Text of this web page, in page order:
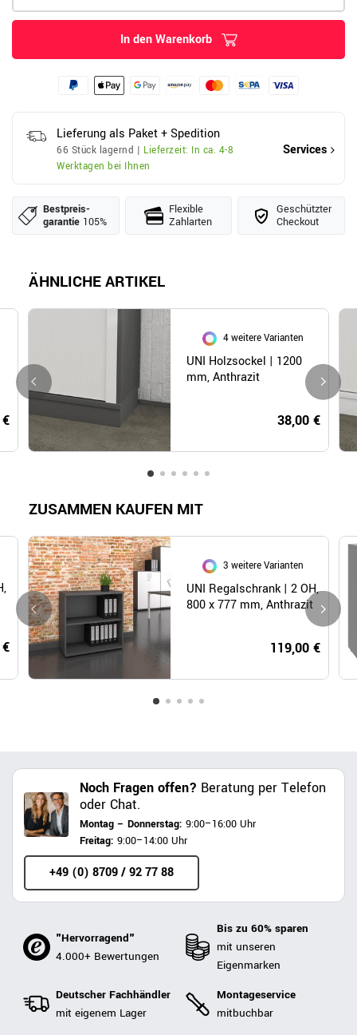
In den Warenkorb
Lieferung als Paket + Spedition
66 Stück lagernd | Lieferzeit: In ca. 4-8
Werktagen bei Ihnen
Services
Bestpreis­
garantie 105%
Flexible
Zahlarten
Geschützter
Checkout
ÄHNLICHE ARTIKEL
4 weitere Varianten
UNI Holzsockel | 1200
mm, Anthrazit
38,00 €
ZUSAMMEN KAUFEN MIT
3 weitere Varianten
UNI Regalschrank | 2 OH,
800 x 777 mm, Anthrazit
119,00 €
Noch Fragen offen? Beratung per Telefon
oder Chat.
Montag – Donnerstag: 9:00–16:00 Uhr
Freitag: 9:00–14:00 Uhr
+49 (0) 8709 / 92 77 88
"Hervorragend"
4.000+ Bewertungen
Bis zu 60% sparen
mit unseren
Eigenmarken
Deutscher Fachhändler
mit eigenem Lager
Montageservice
mitbuchbar